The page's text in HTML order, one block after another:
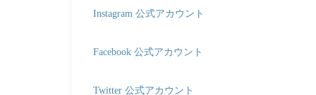
Instagram 公式アカウント
Facebook 公式アカウント
Twitter 公式アカウント